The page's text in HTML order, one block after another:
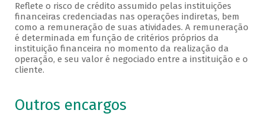
Reflete o risco de crédito assumido pelas instituições
financeiras credenciadas nas operações indiretas, bem
como a remuneração de suas atividades. A remuneração
é determinada em função de critérios próprios da
instituição financeira no momento da realização da
operação, e seu valor é negociado entre a instituição e o
cliente.
Outros encargos